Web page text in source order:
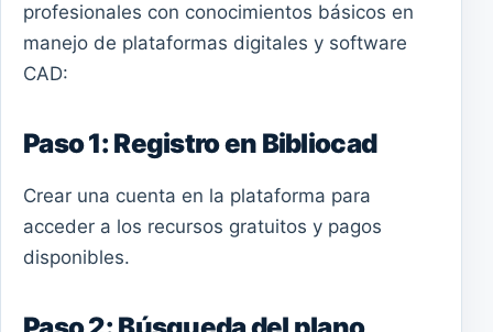
profesionales con conocimientos básicos en
manejo de plataformas digitales y software
CAD:
Paso 1: Registro en Bibliocad
Crear una cuenta en la plataforma para
acceder a los recursos gratuitos y pagos
disponibles.